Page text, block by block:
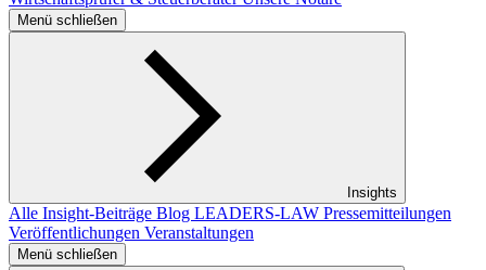
Menü schließen
Insights
Alle Insight-Beiträge Blog LEADERS-LAW Pressemitteilungen
Veröffentlichungen Veranstaltungen
Menü schließen